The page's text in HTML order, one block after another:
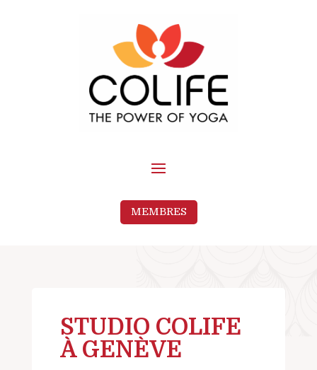
MEMBRES
STUDIO COLIFE
À GENÈVE